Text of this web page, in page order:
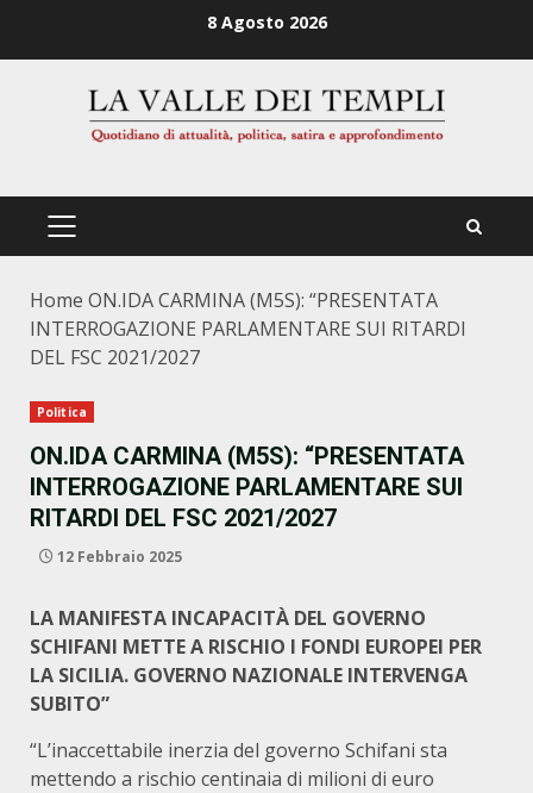
8 Agosto 2026
PRIMÄRES
Home ON.IDA CARMINA (M5S): “PRESENTATA
INTERROGAZIONE PARLAMENTARE SUI RITARDI
DEL FSC 2021/2027
Politica
ON.IDA CARMINA (M5S): “PRESENTATA
INTERROGAZIONE PARLAMENTARE SUI
RITARDI DEL FSC 2021/2027
12 Febbraio 2025
LA MANIFESTA INCAPACITÀ DEL GOVERNO
SCHIFANI METTE A RISCHIO I FONDI EUROPEI PER
LA SICILIA. GOVERNO NAZIONALE INTERVENGA
SUBITO”
“L’inaccettabile inerzia del governo Schifani sta
mettendo a rischio centinaia di milioni di euro